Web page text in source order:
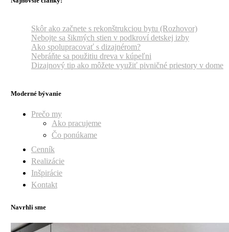
Skôr ako začnete s rekonštrukciou bytu (Rozhovor)
Nebojte sa šikmých stien v podkroví detskej izby
Ako spolupracovať s dizajnérom?
Nebráňte sa použitiu dreva v kúpeľni
Dizajnový tip ako môžete využiť pivničné priestory v dome
Moderné bývanie
Prečo my
Ako pracujeme
Čo ponúkame
Cenník
Realizácie
Inšpirácie
Kontakt
Navrhli sme